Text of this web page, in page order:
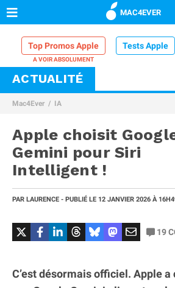
MAC4EVER
Top Promos Apple Tests Apple
VPN Mac
Comparatif iPhone
ACTUALITÉ
Mac4Ever IA
Apple choisit
Gemini pour Siri
Intelligent !
PAR LAURENCE - PUBLIÉ LE 12 JANVIER 2026 À
19
C’est désormais officiel. Apple a